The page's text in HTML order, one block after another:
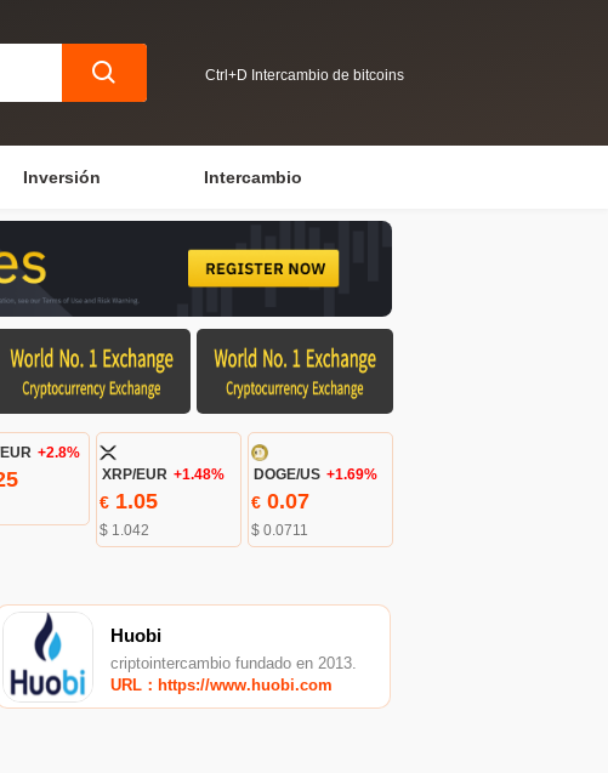
Ctrl+D Intercambio de bitcoins
Inversión Intercambio
+2.8%
XRP/EUR +1.48%
€ 1.05
$ 1.042
DOGE/US +1.69%
€ 0.07
$ 0.0711
Huobi
criptointercambio fundado en 2013.
URL：https://www.huobi.com